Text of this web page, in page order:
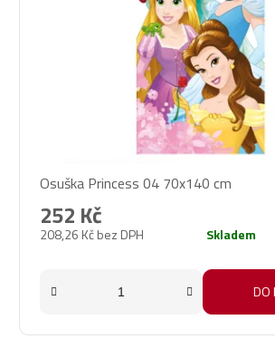
Osuška Princess 04 70x140 cm
208,26 Kč bez DPH
252 Kč
Skladem
DO